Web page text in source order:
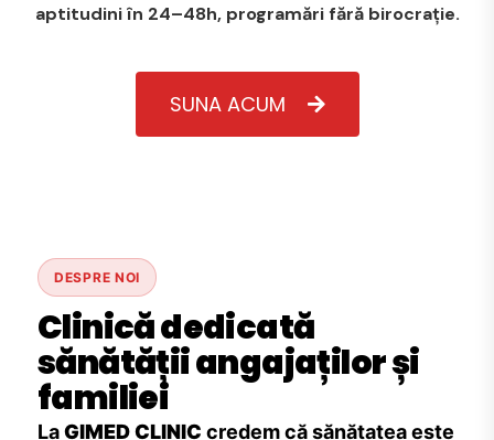
aptitudini în 24–48h, programări fără birocrație.
SUNA ACUM
DESPRE NOI
Clinică dedicată
sănătății angajaților și
familiei
LaGIMED CLINIC credem că sănătatea este